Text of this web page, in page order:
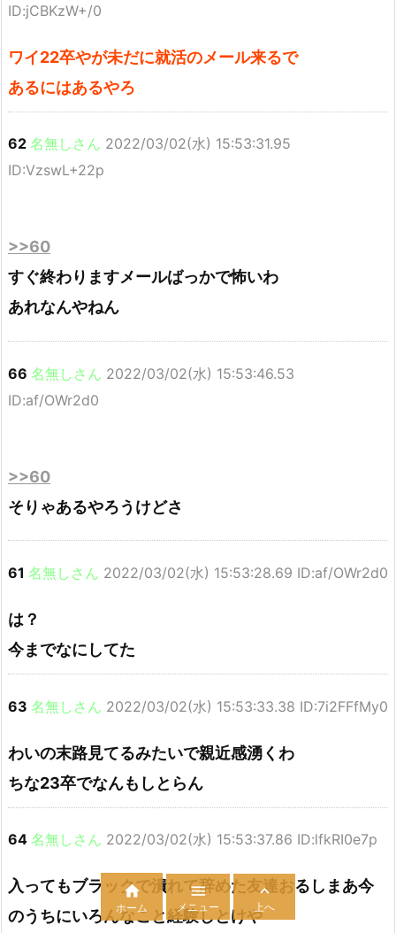
ID:jCBKzW+/0
ワイ22卒やが未だに就活のメール来るで
あるにはあるやろ
62 名無しさん 2022/03/02(水) 15:53:31.95
ID:VzswL+22p
>>60
すぐ終わりますメールばっかで怖いわ
あれなんやねん
66 名無しさん 2022/03/02(水) 15:53:46.53
ID:af/OWr2d0
>>60
そりゃあるやろうけどさ
61 名無しさん 2022/03/02(水) 15:53:28.69 ID:af/OWr2d0
は？
今までなにしてた
63 名無しさん 2022/03/02(水) 15:53:33.38 ID:7i2FFfMy0
わいの末路見てるみたいで親近感湧くわ
ちな23卒でなんもしとらん
64 名無しさん 2022/03/02(水) 15:53:37.86 ID:lfkRI0e7p
入ってもブラックで潰れて辞めた友達おるしまあ今
のうちにいろんなこと経験しとけや

ホーム

メニュー

上へ